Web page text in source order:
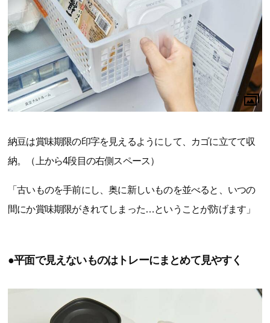
納豆は賞味期限の印字を見えるようにして、カゴに立てて収
納。（上から4段目の右側スペース）
「古いものを手前にし、奥に新しいものを並べると、いつの
間にか賞味期限がきれてしまった…ということが防げます」
●平面で見えないものはトレーにまとめて見やすく